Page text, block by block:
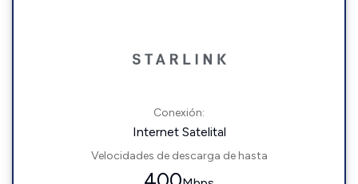
Conexión:
Internet Satelital
Velocidades de descarga de hasta